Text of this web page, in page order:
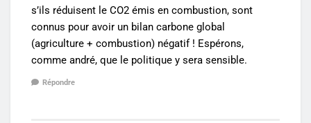
s’ils réduisent le CO2 émis en combustion, sont
connus pour avoir un bilan carbone global
(agriculture + combustion) négatif ! Espérons,
comme andré, que le politique y sera sensible.
Répondre